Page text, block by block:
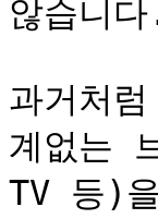
않습니
과거처
계없는
TV 등)